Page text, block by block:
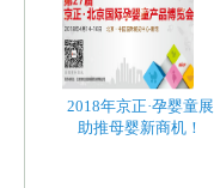
2018年京正·孕婴童展
助推母婴新商机！